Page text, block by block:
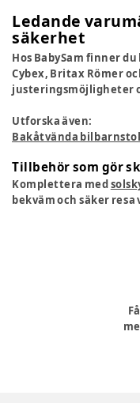
Ledande
säkerhet
Hos BabySam finner
Cybex, Britax Römer
justeringsmöjligheter
Utforska även:
Bakåtvända
Tillbehör som gör
Komplettera med
bekväm och säker resa